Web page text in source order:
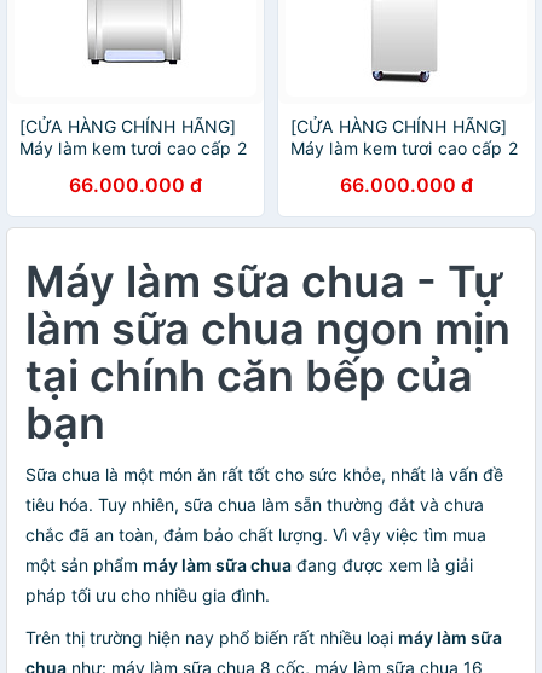
[CỬA HÀNG CHÍNH HÃNG]
Máy làm kem tươi cao cấp 2
66.000.000 đ
[CỬA HÀNG CHÍNH HÃNG]
Máy làm kem tươi cao cấp 2
66.000.000 đ
Máy làm sữa chua - Tự
làm sữa chua ngon mịn
tại chính căn bếp của
bạn
Sữa chua là một món ăn rất tốt cho sức khỏe, nhất là vấn đề
tiêu hóa. Tuy nhiên, sữa chua làm sẵn thường đắt và chưa
chắc đã an toàn, đảm bảo chất lượng. Vì vậy việc tìm mua
một sản phẩm máy làm sữa chua đang được xem là giải
pháp tối ưu cho nhiều gia đình.
Trên thị trường hiện nay phổ biến rất nhiều loại máy làm sữa
chua như: máy làm sữa chua 8 cốc, máy làm sữa chua 16